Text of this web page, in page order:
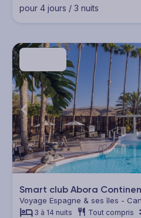
pour 4 jours / 3 nuits
Smart club Abora
Voyage Espagne & ses îles -
3 à 14 nuits Tout compris